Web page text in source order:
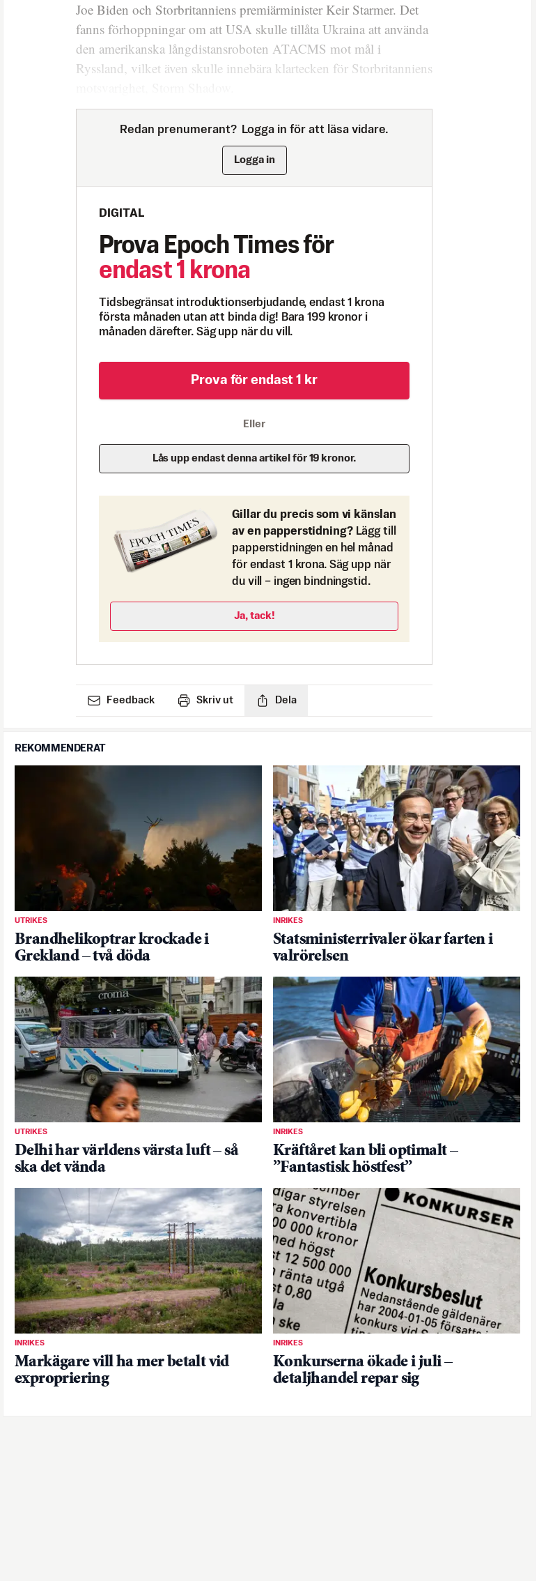
Joe Biden och Storbritanniens premiärminister Keir Starmer. Det
fanns förhoppningar om att USA skulle tillåta Ukraina att använda
den amerikanska långdistansroboten ATACMS mot mål i
Ryssland, vilket även skulle innebära klartecken för Storbritanniens
Redan prenumerant? Logga in för att läsa vidare.
Logga in
DIGITAL
Prova Epoch Times för
endast 1 krona
Tidsbegränsat introduktionserbjudande, endast 1 krona
första månaden utan att binda dig! Bara 199 kronor i
månaden därefter. Säg upp när du vill.
Prova för endast 1 kr
Eller
Lås upp endast denna artikel för 19 kronor.
Gillar du precis som vi känslan
av en papperstidning? Lägg till
papperstidningen en hel månad
för endast 1 krona. Säg upp när
du vill – ingen bindningstid.
Ja, tack!
Feedback Skriv ut Dela
REKOMMENDERAT
UTRIKES
Brandhelikoptrar krockade i
Grekland – två döda
INRIKES
Statsministerrivaler ökar farten i
valrörelsen
UTRIKES
Delhi har världens värsta luft – så
ska det vända
INRIKES
Kräftåret kan bli optimalt –
”Fantastisk höstfest”
INRIKES
Markägare vill ha mer betalt vid
expropriering
INRIKES
Konkurserna ökade i juli –
detaljhandel repar sig